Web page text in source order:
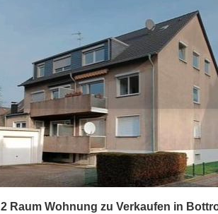
2 Raum Wohnung zu Verkaufen in